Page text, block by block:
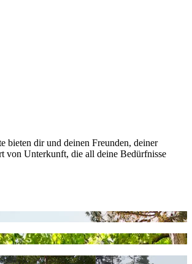
bieten dir und deinen Freunden, deiner
von Unterkunft, die all deine Bedürfnisse